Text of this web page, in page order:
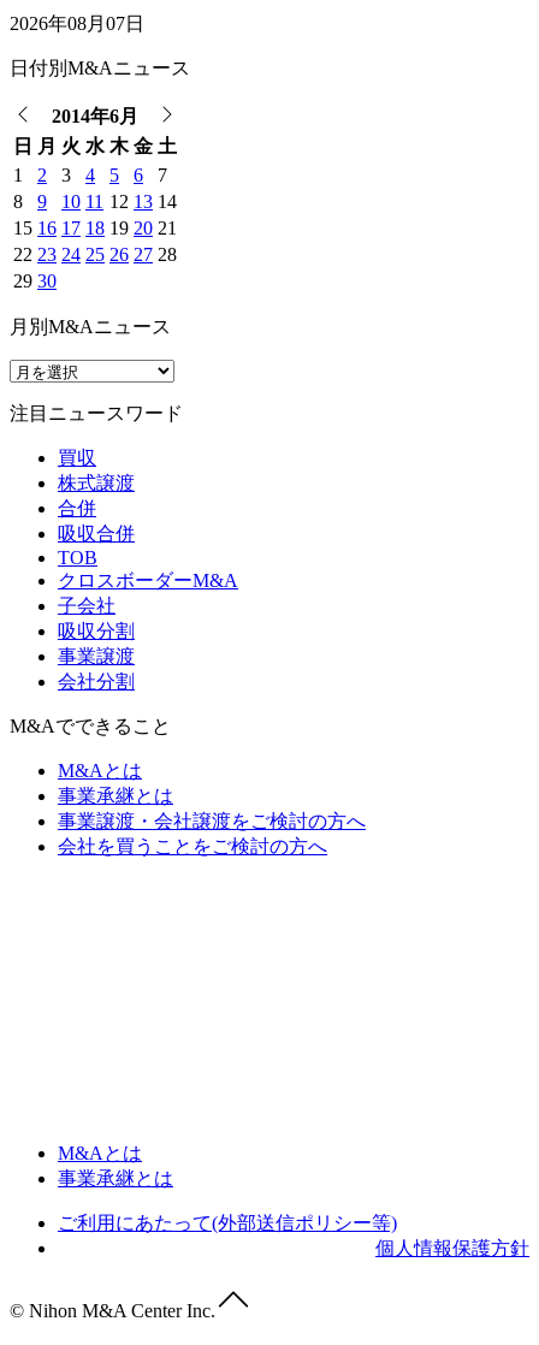
2026年08月07日
日付別M&Aニュース
2014年6月
日
月 火 水 木 金 土
1
2 3 4 5 6
7
8
9 10 11 12 13 14
15 16 17 18 19 20 21
22 23 24 25 26 27 28
29 30
月別M&Aニュース
注目ニュースワード
買収
株式譲渡
合併
吸収合併
TOB
クロスボーダーM&A
子会社
吸収分割
事業譲渡
会社分割
M&Aでできること
M&Aとは
事業承継とは
事業譲渡・会社譲渡をご検討の方へ
会社を買うことをご検討の方へ
M&Aとは
事業承継とは
ご利用にあたって(外部送信ポリシー等)
個人情報保護方針
© Nihon M&A Center Inc.